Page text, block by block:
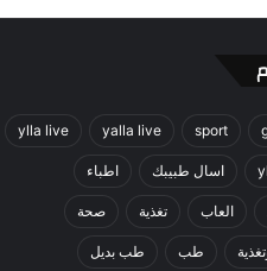
sport
yalla live
ylla live
اسال طبيبك اطباء
العاب تغذية صحة
طب طب بديل